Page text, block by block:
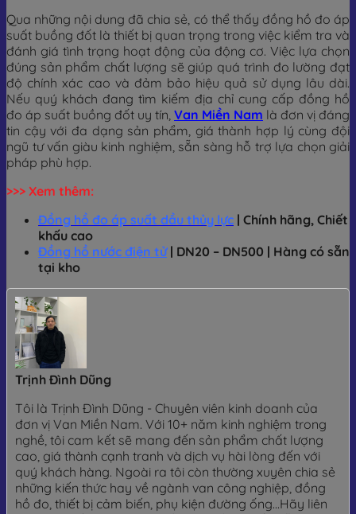
Qua những nội dung đã chia sẻ, có thể thấy đồng hồ đo áp
suất buồng đốt là thiết bị quan trọng trong việc kiểm tra và
đánh giá tình trạng hoạt động của động cơ. Việc lựa chọn
đúng sản phẩm chất lượng sẽ giúp quá trình đo lường đạt
độ chính xác cao và đảm bảo hiệu quả sử dụng lâu dài.
Nếu quý khách đang tìm kiếm địa chỉ cung cấp đồng hồ
đo áp suất buồng đốt uy tín, Van Miền Nam là đơn vị đáng
tin cậy với đa dạng sản phẩm, giá thành hợp lý cùng đội
ngũ tư vấn giàu kinh nghiệm, sẵn sàng hỗ trợ lựa chọn giải
pháp phù hợp.
>>> Xem thêm:
Đồng hồ đo áp suất dầu thủy lực | Chính hãng, Chiết
khấu cao
Đồng hồ nước điện tử| DN20 – DN500 | Hàng có sẵn
tại kho
Trịnh Đình Dũng
Tôi là Trịnh Đình Dũng - Chuyên viên kinh doanh của
đơn vị Van Miền Nam. Với 10+ năm kinh nghiệm trong
nghề, tôi cam kết sẽ mang đến sản phẩm chất lượng
cao, giá thành cạnh tranh và dịch vụ hài lòng đến với
quý khách hàng. Ngoài ra tôi còn thường xuyên chia sẻ
những kiến thức hay về ngành van công nghiệp, đồng
hồ đo, thiết bị cảm biến, phụ kiện đường ống...Hãy liên